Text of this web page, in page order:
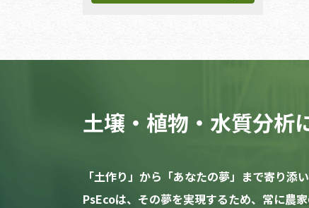
土壌・植物・水質分析
「土作り」から「あなたの夢」まで寄り添い
PsEcoは、その夢を実現するため、常に農